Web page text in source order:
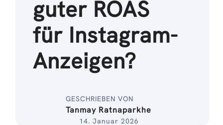
guter ROAS
für Instagram-
Anzeigen?
GESCHRIEBEN VON
Tanmay Ratnaparkhe
14. Januar 2026